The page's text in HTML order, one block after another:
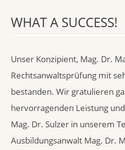
WHAT A SUCCESS!
Unser Konzipient, Mag. Dr.
Rechtsanwaltsprüfung mit
bestanden. Wir gratulieren
hervorragenden Leistung
Mag. Dr. Sulzer in unserem
Ausbildungsanwalt Mag. Dr.